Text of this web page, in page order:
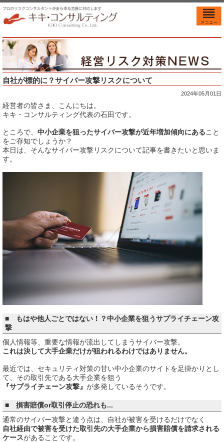
自社が標的に？サイバー攻撃リスクについて
2024年05月01日
経営者の皆さま、こんにちは。
キキ・コンサルティング代表の石田です。
ところで、 中小企業を狙ったサイバー攻撃が近年増加傾向にあること
をご存知でしょうか？
本日は、そんなサイバー攻撃リスクについて記事を書きたいと思いま
す。
■ もはや他人ごとではない！？中小企業を狙うサプライチェーン攻
撃
個人情報等、重要な情報が流出してしまうサイバー攻撃。
これは決して大手企業だけが狙われるわけではありません。
最近では、セキュリティ対策の甘い中小企業のサイトを足掛かりとし
て、その取引先である大手企業を狙う
『サプライチェーン攻撃』 が多発しているそうです。
■ 損害賠償or取引停止の恐れも...
通常のサイバー攻撃と違う点は、自社が被害を受けるだけでなく
自社経由で被害を受けた取引先の大手企業から損害賠償を請求される
ケースがあることです。